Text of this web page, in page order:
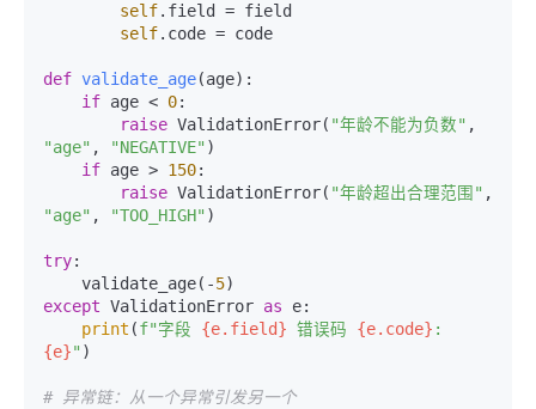
self.field = field
self.code = code
def validate_age(age):
if age < 0:
raise ValidationError( "年龄不能为负数"
"age" , "NEGATIVE" )
if age > 150:
raise ValidationError( "年龄超出合理范围"
"age" , "TOO_HIGH" )
try:
    validate_age(-
5
except ValidationError as e:
print (f"字段 {e.field} 错误码 {e.code}
{e}" )
# 异常链：从一个异常引发另一个